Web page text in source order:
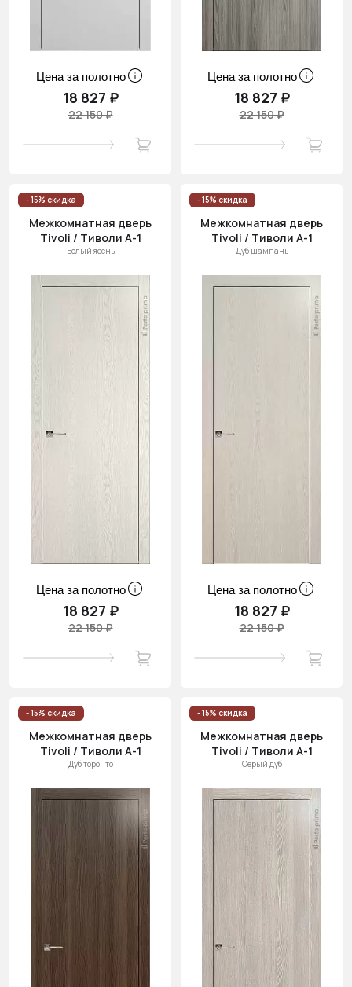
Цена за полотно
18 827 ₽
22 150 ₽
Цена за полотно
18 827 ₽
22 150 ₽
- 15% скидка
Межкомнатная дверь
Tivoli / Тиволи А-1
Белый ясень
Цена за полотно
18 827 ₽
22 150 ₽
- 15% скидка
Межкомнатная дверь
Tivoli / Тиволи А-1
Дуб шампань
Цена за полотно
18 827 ₽
22 150 ₽
- 15% скидка
Межкомнатная дверь
Tivoli / Тиволи А-1
Дуб торонто
- 15% скидка
Межкомнатная дверь
Tivoli / Тиволи А-1
Серый дуб